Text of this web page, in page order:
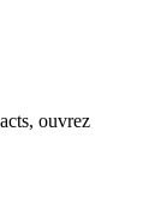
ouvrez